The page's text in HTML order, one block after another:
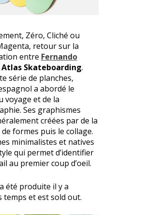
Zéro, Cliché ou
retour sur la
entre Fernando
Atlas Skateboarding.
série de planches,
a abordé le
voyage et de la
Ses graphismes
créées par de la
formes puis le collage.
minimalistes et natives
qui permet d’identifier
au premier coup d’oeil.
été produite il y a
temps et est sold out.